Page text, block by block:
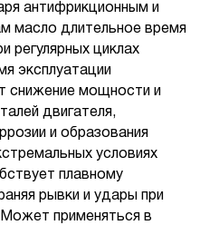
антифрикционным и
масло длительное время
регулярных циклах
эксплуатации
снижение мощности и
двигателя,
и образования
условиях
плавному
рывки и удары при
применяться в